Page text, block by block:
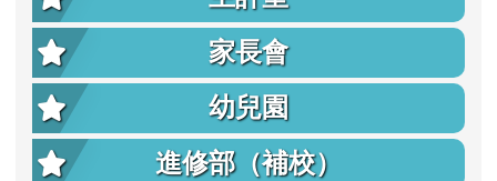
家長會
幼兒園
進修部（補校）